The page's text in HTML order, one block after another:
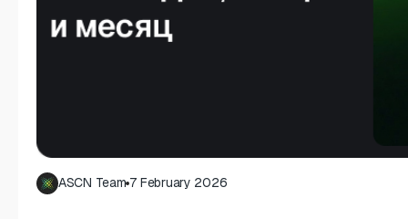
ASCN Team 7 February 2026